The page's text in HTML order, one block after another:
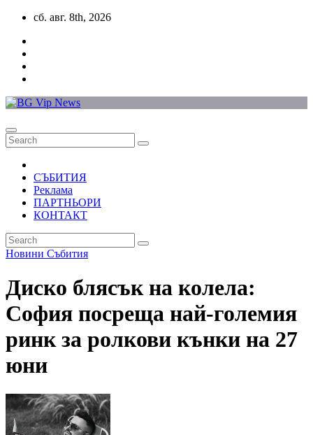
Skip
content
сб. авг. 8th, 2026
СЪБИТИЯ
Реклама
ПАРТНЬОРИ
КОНТАКТ
Новини Събития
Диско блясък на колела:
София посреща най-големия
ринк за ролкови кънки на 27
юни